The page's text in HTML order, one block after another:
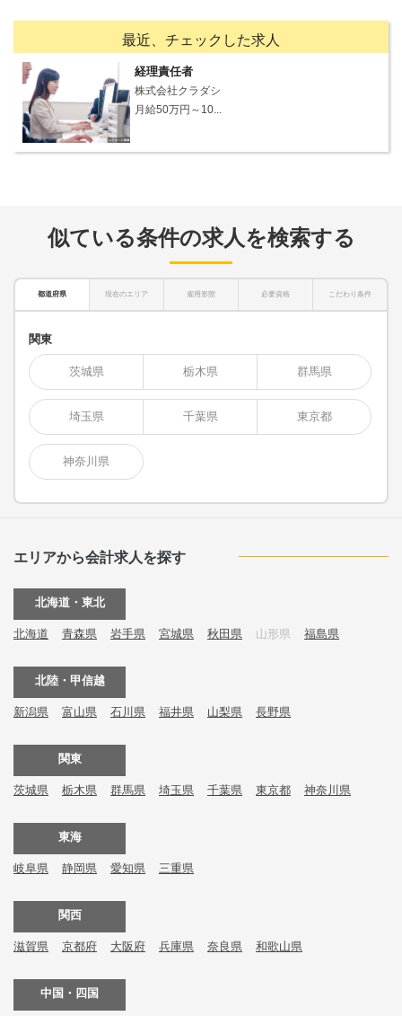
最近、チェックした求人
経理責任者
株式会社クラダシ
月給50万円～10...
似ている条件の求人を検索する
都道府県 現在のエリア 雇用形態 必要資格 こだわり条件
関東
茨城県 栃木県 群馬県
埼玉県 千葉県 東京都
神奈川県
エリアから会計求人を探す
北海道・東北
北海道 青森県 岩手県 宮城県 秋田県 山形県 福島県
北陸・甲信越
新潟県 富山県 石川県 福井県 山梨県 長野県
関東
茨城県 栃木県 群馬県 埼玉県 千葉県 東京都 神奈川県
東海
岐阜県 静岡県 愛知県 三重県
関西
滋賀県 京都府 大阪府 兵庫県 奈良県 和歌山県
中国・四国